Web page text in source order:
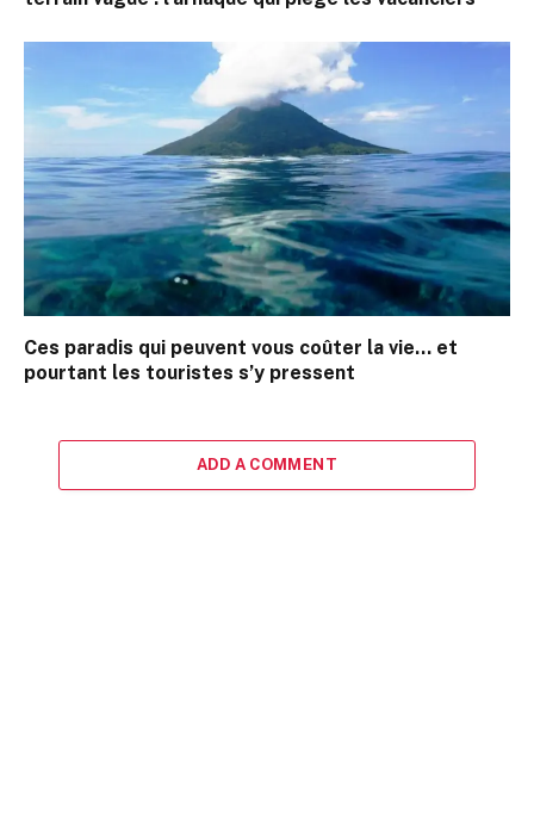
Ces paradis qui peuvent vous coûter la vie… et
pourtant les touristes s’y pressent
ADD A COMMENT